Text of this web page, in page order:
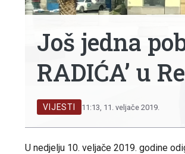
Još jedna
RADIĆA’ u
VIJESTI 11:13, 11. veljače 2019.
U nedjelju 10. veljače 2019. godine